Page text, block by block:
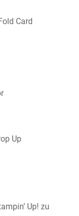
Card
Up
Up! zu